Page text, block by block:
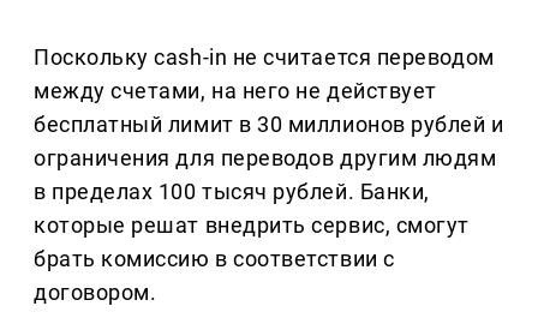
Поскольку cash-in не считается переводом
между счетами, на него не действует
бесплатный лимит в 30 миллионов рублей и
ограничения для переводов другим людям
в пределах 100 тысяч рублей. Банки,
которые решат внедрить сервис, смогут
брать комиссию в соответствии с
договором.